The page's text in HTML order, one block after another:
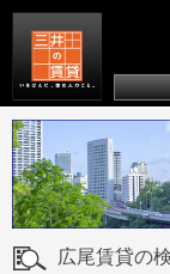
広尾賃貸の